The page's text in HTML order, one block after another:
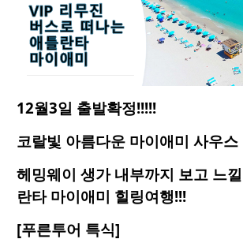
12월3일 출발확정!!!!!
코랄빛 아름다운 마이애미 사우스
헤밍웨이 생가 내부까지 보고 느
란타마이애미 힐링여행!!!
[푸른투어 특식]